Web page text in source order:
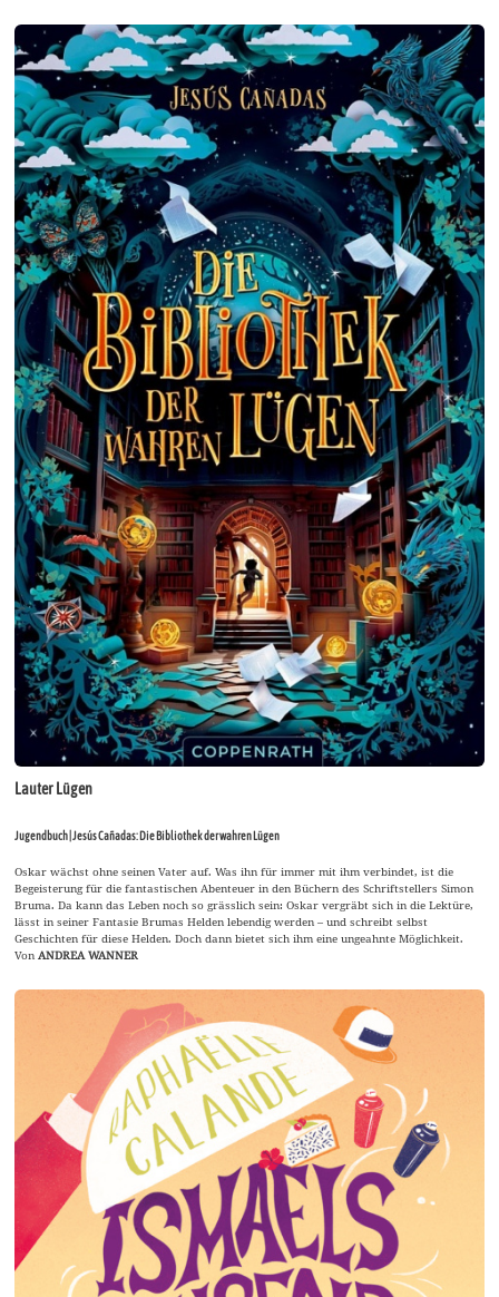
Lauter Lügen
Jugendbuch | Jesús Cañadas: Die Bibliothek der wahren Lügen
Oskar wächst ohne seinen Vater auf. Was ihn für immer mit ihm verbindet, ist die
Begeisterung für die fantastischen Abenteuer in den Büchern des Schriftstellers Simon
Bruma. Da kann das Leben noch so grässlich sein: Oskar vergräbt sich in die Lektüre,
lässt in seiner Fantasie Brumas Helden lebendig werden – und schreibt selbst
Geschichten für diese Helden. Doch dann bietet sich ihm eine ungeahnte Möglichkeit.
VonANDREA WANNER